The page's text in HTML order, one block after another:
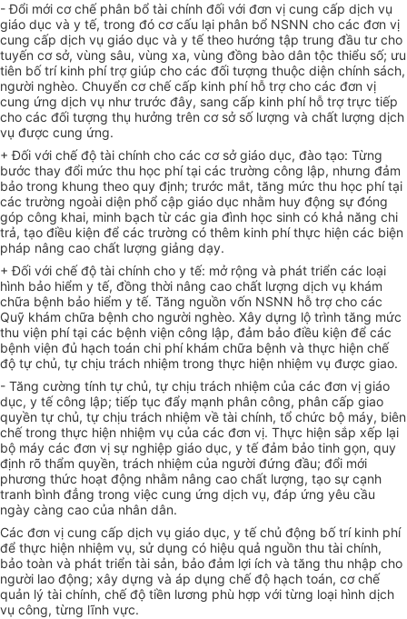
- Đổi mới cơ chế phân bổ tài chính đối với đơn vị cung cấp dịch vụ
giáo dục và y tế, trong đó cơ cấu lại phân bổ NSNN cho các đơn vị
cung cấp dịch vụ giáo dục và y tế theo hướng tập trung đầu tư cho
tuyến cơ sở, vùng sâu, vùng xa, vùng đồng bào dân tộc thiểu số; ưu
tiên bố trí kinh phí trợ giúp cho các đối tượng thuộc diện chính sách,
người nghèo. Chuyển cơ chế cấp kinh phí hỗ trợcho các đơn vị
cung ứng dịch vụ như trước đây, sang cấp kinh phí hỗ trợtrực tiếp
cho các đối tượng thụ hưởng trên cơ sở số lượng và chất lượng dịch
vụ được cung ứng.
+ Đối với chế độ tài chính cho các cơ sở giáo dục, đào tạo: Từng
bước thay đổi mức thu học phí tại các trường công lập, nhưng đảm
bảo trong khung theo quy định; trước mắt, tăng mức thu học phí tại
các trường ngoài diện phổ cập giáo dục nhằm huy động sự đóng
góp công khai, minh bạch từ các gia đình học sinh có khả năng chi
trả, tạo điều kiện để các trường có thêm kinh phí thực hiện các biện
pháp nâng cao chất lượng giảng dạy.
+ Đối với chế độ tài chính cho y tế: mở rộng và phát triển các loại
hình bảo hiểm y tế, đồng thời nâng cao chất lượng dịch vụ khám
chữa bệnh bảo hiểm y tế. Tăng nguồn vốn NSNN hỗ trợ cho các
Quỹ khám chữa bệnh cho người nghèo. Xây dựng lộ trình tăng mức
thu viện phí tại các bệnh viện công lập, đảm bảo điều kiện để các
bệnh viện đủ hạch toán chi phí khám chữa bệnh và thực hiện chế
độ tự chủ, tự chịu trách nhiệm trong thực hiện nhiệm vụ được giao.
- Tăng cường tính tự chủ, tự chịu trách nhiệm của các đơn vị giáo
dục, y tế công lập; tiếp tục đẩy mạnh phân công, phân cấp giao
quyền tự chủ, tự chịu trách nhiệm về tài chính, tổ chức bộ máy, biên
chế trong thực hiện nhiệm vụ của các đơn vị. Thực hiện sắp xếp lại
bộ máy các đơn vị sự nghiệp giáo dục, y tế đảm bảo tinh gọn, quy
định rõ thẩm quyền, trách nhiệm của người đứng đầu; đổi mới
phương thức hoạt động nhằm nâng cao chất lượng, tạo sự cạnh
tranh bình đẳng trong việc cung ứng dịch vụ, đáp ứng yêu cầu
ngày càng cao của nhân dân.
Các đơn vị cung cấp dịch vụ giáo dục, y tế chủ động bố trí kinh phí
để thực hiện nhiệm vụ, sử dụng có hiệu quả nguồn thu tài chính,
bảo toàn và phát triển tài sản, bảo đảm lợi ích và tăng thu nhập cho
người lao động; xây dựng và áp dụng chế độ hạch toán, cơ chế
quản lý tài chính, chế độ tiền lương phù hợp với từng loại hình dịch
vụ công, từng lĩnh vực.